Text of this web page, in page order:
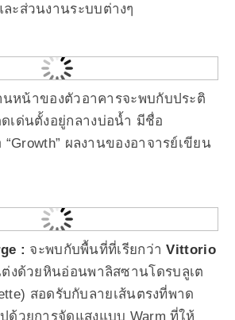
ะส่วนงานระบบต่างๆ
นหน้าของตัวอาคารจะพบกับประติ
เด่นตั้งอยู่กลางบ่อน้ำ มีชื่อ
“Growth” ผลงานของอาจารย์เขียน
: จะพบกับพื้นที่ที่เรียกว่าVittorio
งด้วยหินอ่อนพาลิสซานโดรบลูเต
สอดรับกับลายเส้นตรงที่พาด
ด้วยการจัดแสงแบบ Warm ที่ให้